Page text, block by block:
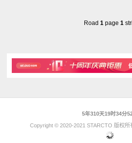
Road 1page 1
5年310天19时34分
Copyright © 2020-2021 STARCTO 版权所